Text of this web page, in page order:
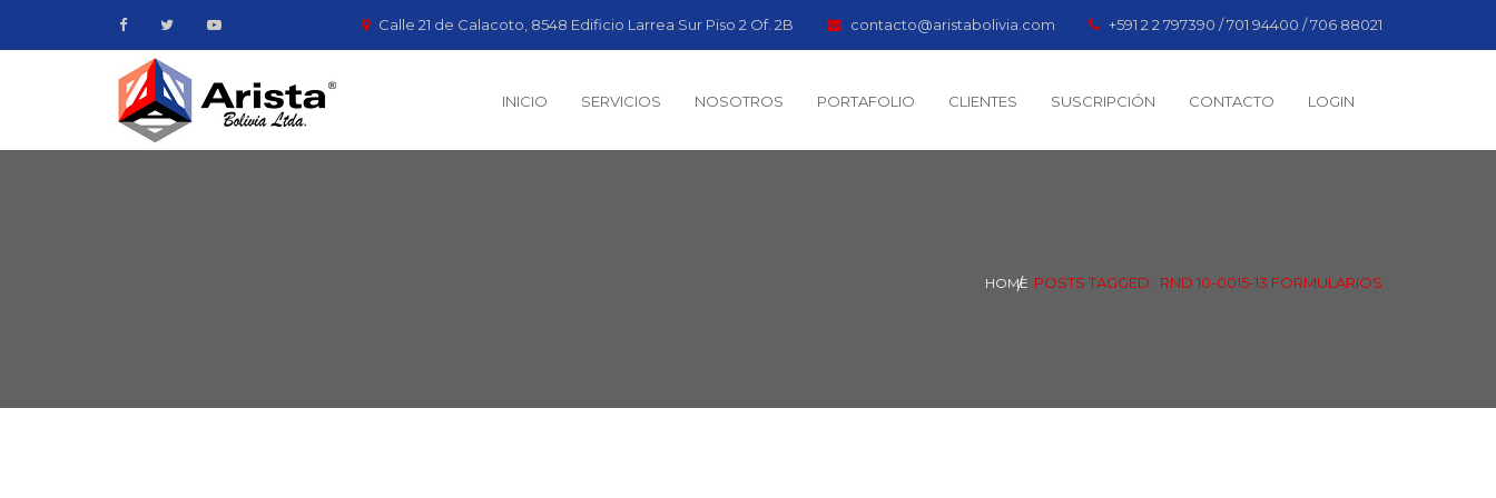
Calle 21 de Calacoto, 8548 Edificio Larrea Sur Piso 2 Of. 2B contacto@aristabolivia.com +591 2 2 797390 / 701 94400 / 706 88021
INICIO SERVICIOS NOSOTROS PORTAFOLIO CLIENTES SUSCRIPCIÓN CONTACTO LOGIN
HOME POSTS TAGGED : RND 10-0015-13 FORMULARIOS